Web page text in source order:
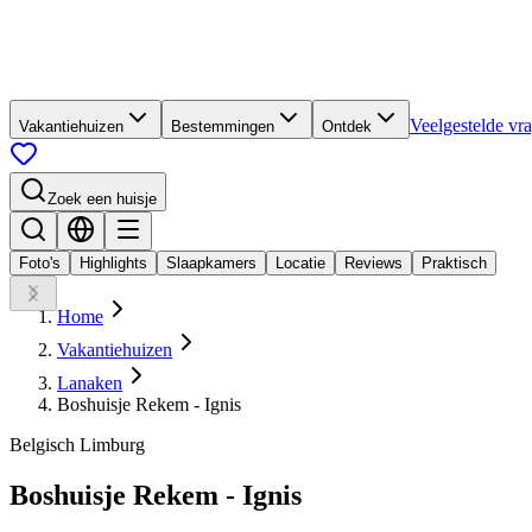
Vakantiehuizen Bestemmingen Ontdek Veelgestelde
Zoek een huisje
Foto's Highlights Slaapkamers Locatie Reviews Praktisch
Home
Vakantiehuizen
Lanaken
Boshuisje Rekem - Ignis
Belgisch Limburg
Boshuisje Rekem - Ignis